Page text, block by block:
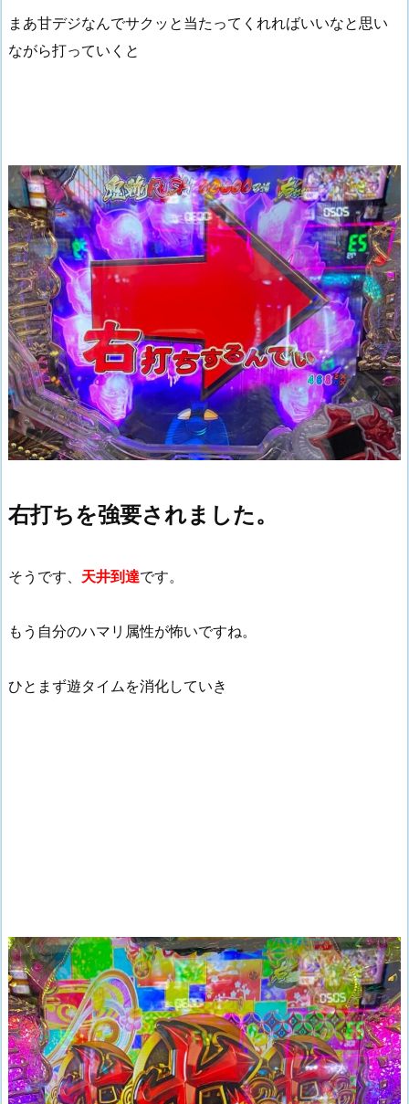
まあ甘デジなんでサクッと当たってくれればいいなと思い
ながら打っていくと
右打ちを強要されました。
そうです、 天井到達です。
もう自分のハマリ属性が怖いですね。
ひとまず遊タイムを消化していき